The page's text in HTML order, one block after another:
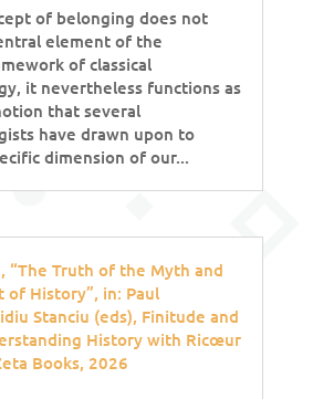
of belonging does not
element of the
of classical
it nevertheless functions as
that several
have drawn upon to
dimension of our...
“The Truth of the Myth and
of History”, in: Paul
Stanciu (eds), Finitude and
History with Ricœur
Books, 2026